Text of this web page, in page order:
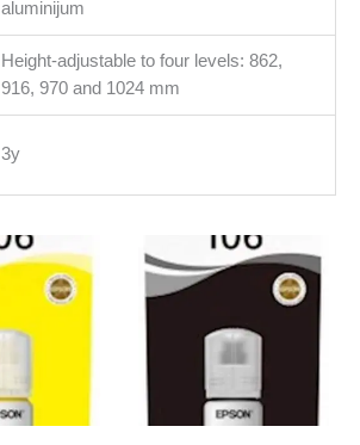
aluminijum
Height-adjustable to four levels: 862,
916, 970 and 1024 mm
3y